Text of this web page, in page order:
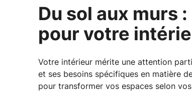
Du sol aux murs
pour votre
Votre intérieur mérite une attention
et ses besoins spécifiques en matière
pour transformer vos espaces selon